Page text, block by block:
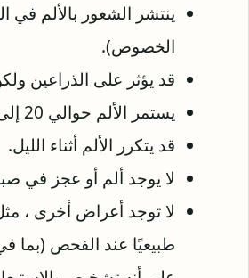
ينتشر الشعور بالألم
الخصوص).
قد يؤثر على الذراعين
يستمر الألم حوالي 20 إلى 30 دقيقة بغض النظر عن أي علاج.
قد يتكرر الألم أثناء الليل.
لا يوجد ألم أو عجز في
لا توجد أعراض أخرى ،
طبيعيًا عند الفحص